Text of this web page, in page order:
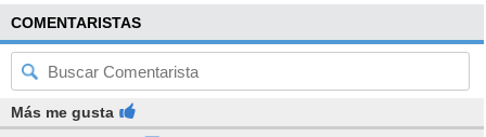
COMENTARISTAS
Más me gusta